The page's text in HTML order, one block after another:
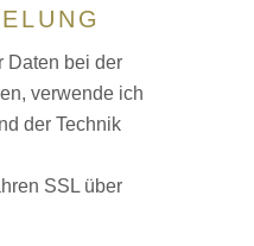
Daten bei der
verwende ich
der Technik
SSL über